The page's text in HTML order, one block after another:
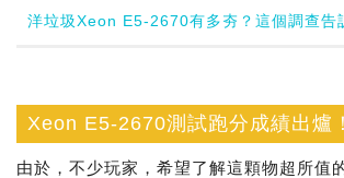
洋垃圾Xeon E5-2670有多夯？這個調查告
Xeon E5-2670測試跑分成績出爐！
由於，不少玩家，希望了解這顆物超所值